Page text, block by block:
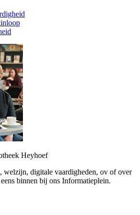
Heyhoef
welzijn, digitale vaardigheden, ov of over
binnen bij ons Informatieplein.